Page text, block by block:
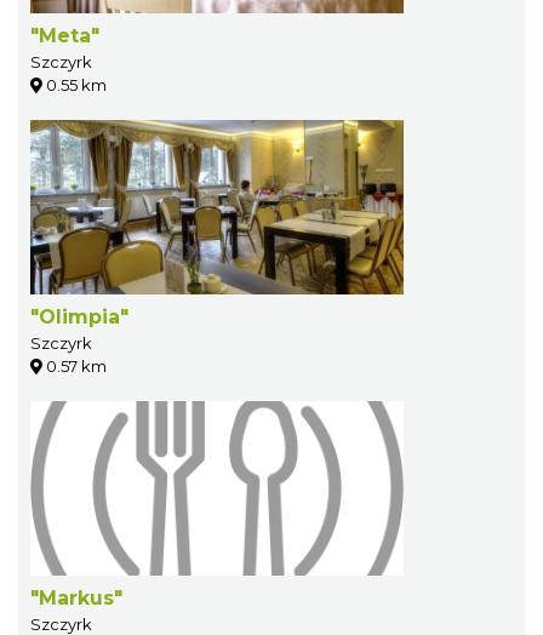
"Meta"
Szczyrk
0.55 km
"Olimpia"
Szczyrk
0.57 km
"Markus"
Szczyrk